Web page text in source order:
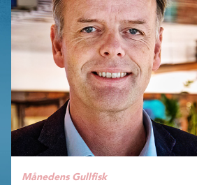
Månedens Gullfisk